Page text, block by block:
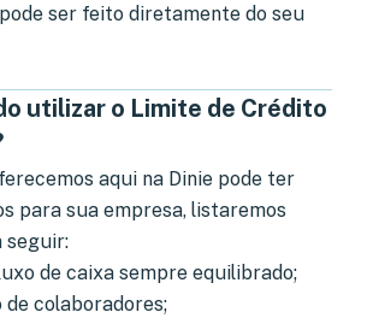
ser feito diretamente do seu
utilizar o Limite de Crédito
aqui na Dinie pode ter
para sua empresa, listaremos
seguir:
de caixa sempre equilibrado;
colaboradores;